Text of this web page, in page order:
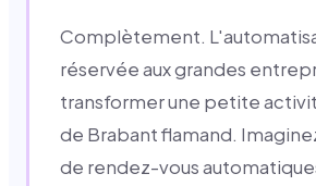
Complètement.
réservée aux grandes
transformer une petite
de Brabant flamand.
de rendez-vous